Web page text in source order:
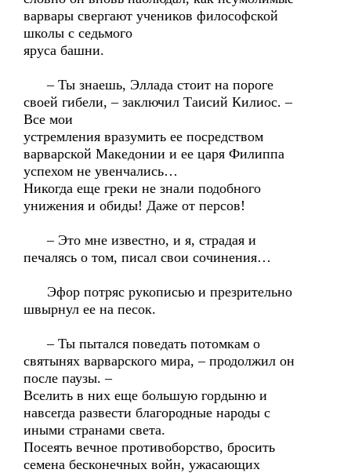
варвары свергают учеников философской
школы с седьмого
яруса башни.
– Ты знаешь, Эллада стоит на пороге
своей гибели, – заключил Таисий Килиос. –
Все мои
устремления вразумить ее посредством
варварской Македонии и ее царя Филиппа
успехом не увенчались…
Никогда еще греки не знали подобного
унижения и обиды! Даже от персов!
– Это мне известно, и я, страдая и
печалясь о том, писал свои сочинения…
Эфор потряс рукописью и презрительно
швырнул ее на песок.
– Ты пытался поведать потомкам о
святынях варварского мира, – продолжил он
после паузы. –
Вселить в них еще большую гордыню и
навсегда развести благородные народы с
иными странами света.
Посеять вечное противоборство, бросить
семена бесконечных войн, ужасающих